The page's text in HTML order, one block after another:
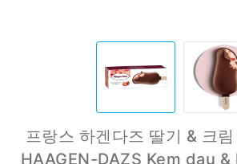
프랑스 하겐다즈 딸기 & 크
HAAGEN-DAZS Kem dau